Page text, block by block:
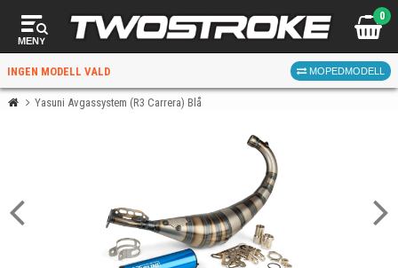
MENY
0
INGEN MODELL VALD MOPEDMODELL
FÖR RÄTT DELAR
Yasuni Avgassystem (R3 Carrera) Blå